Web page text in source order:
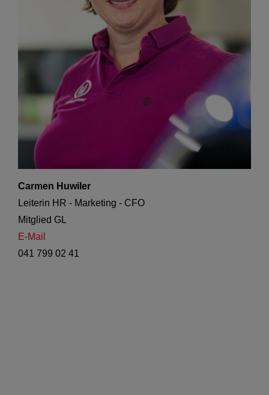
Carmen Huwiler
Leiterin HR - Marketing - CFO
Mitglied GL
E-Mail
041 799 02 41